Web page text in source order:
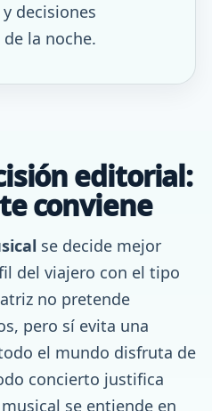
decisiones
la noche.
editorial:
conviene
se decide mejor
del viajero con el tipo
no pretende
pero sí evita una
el mundo disfruta de
concierto justifica
se entiende en